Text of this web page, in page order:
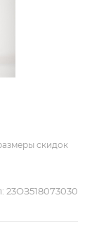
23ОЗ518073030
скидок